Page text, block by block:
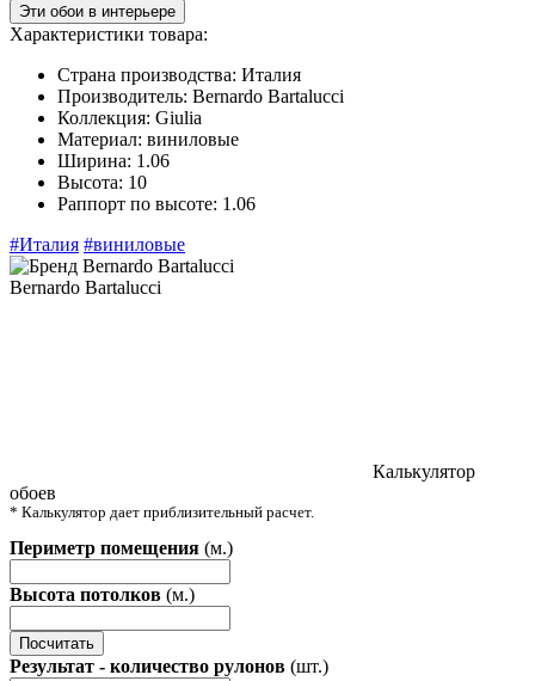
Эти обои в интерьере
Характеристики товара:
Страна производства: Италия
Производитель: Bernardo Bartalucci
Коллекция: Giulia
Материал: виниловые
Ширина: 1.06
Высота: 10
Раппорт по высоте: 1.06
#Италия #виниловые
Bernardo Bartalucci
Калькулятор
обоев
* Калькулятор дает приблизительный расчет.
Периметр помещения (м.)
Высота потолков (м.)
Посчитать
Результат - количество рулонов (шт.)